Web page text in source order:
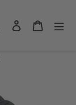
RechercherSe connecter
Panier